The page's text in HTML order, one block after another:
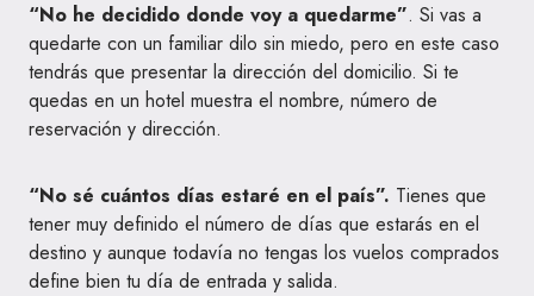
“No he decidido donde voy a quedarme”. Si vas a
quedarte con un familiar dilo sin miedo, pero en este caso
tendrás que presentar la dirección del domicilio. Si te
quedas en un hotel muestra el nombre, número de
reservación y dirección.
“No sé cuántos días estaré en el país”. Tienes que
tener muy definido el número de días que estarás en el
destino y aunque todavía no tengas los vuelos comprados
define bien tu día de entrada y salida.